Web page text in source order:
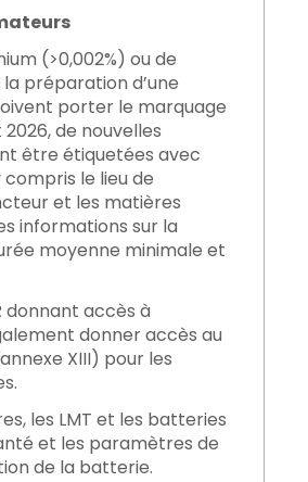
(>0,002%) ou de
préparation d’une
porter le marquage
de nouvelles
être étiquetées avec
le lieu de
et les matières
informations sur la
moyenne minimale et
donnant accès à
donner accès au
XIII) pour les
les LMT et les batteries
et les paramètres de
de la batterie.